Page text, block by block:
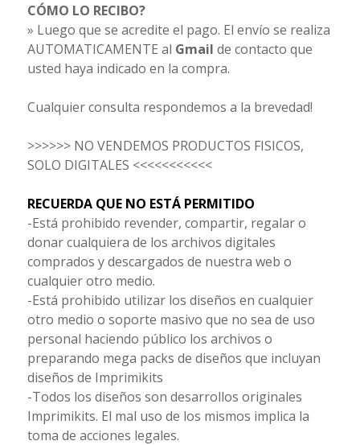
CÓMO LO RECIBO?
» Luego que se acredite el pago. El envío se realiza
AUTOMATICAMENTE al Gmail de contacto que
usted haya indicado en la compra.
Cualquier consulta respondemos a la brevedad!
>>>>>> NO VENDEMOS PRODUCTOS FISICOS,
SOLO DIGITALES <<<<<<<<<<<
RECUERDA QUE NO ESTÁ PERMITIDO
-Está prohibido revender, compartir, regalar o
donar cualquiera de los archivos digitales
comprados y descargados de nuestra web o
cualquier otro medio.
-Está prohibido utilizar los diseños en cualquier
otro medio o soporte masivo que no sea de uso
personal haciendo público los archivos o
preparando mega packs de diseños que incluyan
diseños de Imprimikits
-Todos los diseños son desarrollos originales
Imprimikits. El mal uso de los mismos implica la
toma de acciones legales.